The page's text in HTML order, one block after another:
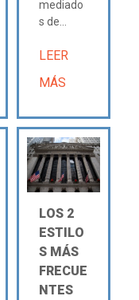
mediado
s de...
LEER
MÁS
LOS 2
ESTILO
S MÁS
FRECUE
NTES